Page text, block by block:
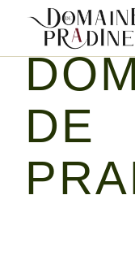
DE